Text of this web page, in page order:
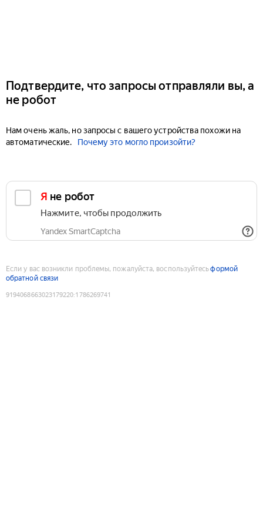
Подтвердите, что запросы отправляли вы, а
не робот
Нам очень жаль, но запросы с вашего устройства похожи на
автоматические.
Почему это могло произойти?
Я не робот
Нажмите, чтобы продолжить
Yandex SmartCaptcha
Если у вас возникли проблемы, пожалуйста, воспользуйтесьформой
обратной связи
9194068663023179220:1786269741